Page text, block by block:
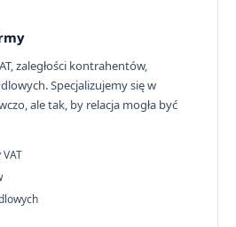
zaległości kontrahentów,
Specjalizujemy się w
ale tak, by relacja mogła być